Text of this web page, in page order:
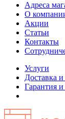
Адреса
О
Акции
Статьи
Контакты
Услуги
Доставка и
Гарантия и